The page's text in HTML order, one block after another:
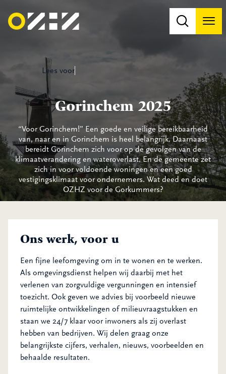
Lees voor
Gorinchem 2025
“Voor Gorinchem!” Een goede en veilige bereikbaarheid
van, naar en in Gorinchem is heel belangrijk. Daarnaast
bereidt Gorinchem zich voor op de gevolgen van de
klimaatverandering en wateroverlast. En de gemeente zet
zich in voor voldoende woningen en een goed
vestigingsklimaat voor ondernemers. Wat deed en doet
OZHZ voor de Gorkummers?
Ons werk, voor u
Een fijne leefomgeving om in te wonen en te werken.
Als omgevingsdienst helpen wij daarbij met het
verlenen van zorgvuldige vergunningen en intensief
toezicht. Ook geven we advies bij voorbeeld nieuwe
ruimtelijke ontwikkelingen of milieuvraagstukken en
staan we 24/7 klaar voor inwoners als zij overlast
hebben van bedrijven. Wij delen graag onze
belangrijkste cijfers, verhalen, nieuws, voorbeelden en
behaalde resultaten.